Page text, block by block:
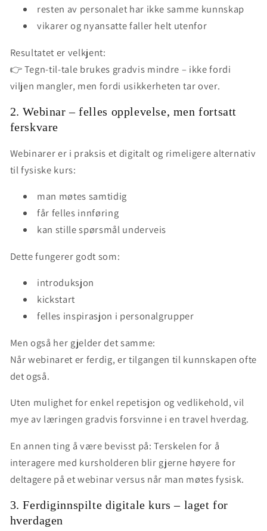
resten av personalet har ikke samme kunnskap
vikarer og nyansatte faller helt utenfor
Resultatet er velkjent:
👉 Tegn-til-tale brukes gradvis mindre – ikke fordi
viljen mangler, men fordi usikkerheten tar over.
2. Webinar – felles opplevelse, men fortsatt
ferskvare
Webinarer er i praksis etdigitalt og rimeligere alternativ
til fysiske kurs:
man møtes samtidig
får felles innføring
kan stille spørsmål underveis
Dette fungerer godt som:
introduksjon
kickstart
felles inspirasjon i personalgrupper
Men også her gjelder det samme:
Når webinaret er ferdig, er tilgangen til kunnskapen ofte
det også.
Uten mulighet for enkel repetisjon og vedlikehold, vil
mye av læringen gradvis forsvinne i en travel hverdag.
En annen ting å være bevisst på: Terskelen for å
interagere med kursholderen blir gjerne høyere for
deltagere på et webinar versus når man møtes fysisk.
3. Ferdiginnspilte digitale kurs – laget for
hverdagen